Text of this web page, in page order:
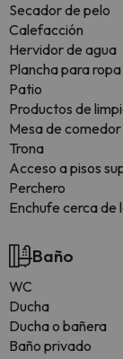
Secador de pelo
Calefacción
Hervidor de agua
Plancha para ropa
Patio
Productos de
Mesa de comedor
Trona
Acceso a pisos
Perchero
Enchufe cerca de
Baño
WC
Ducha
Ducha o bañera
Baño privado